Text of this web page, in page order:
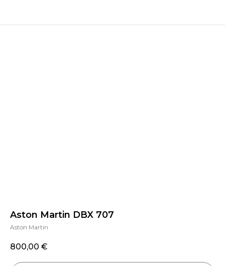
Aston Martin DBX 707
Aston Martin
800,00 €